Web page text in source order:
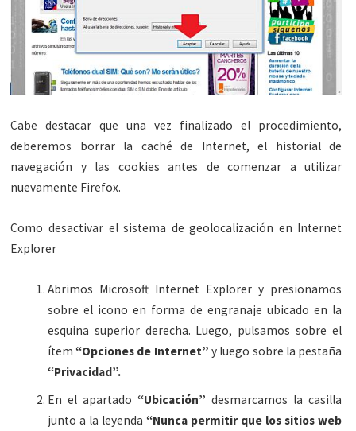
Cabe destacar que una vez finalizado el procedimiento,
deberemos borrar la caché de Internet, el historial de
navegación y las cookies antes de comenzar a utilizar
nuevamente Firefox.
Como desactivar el sistema de geolocalización en Internet
Explorer
Abrimos Microsoft Internet Explorer y presionamos
sobre el icono en forma de engranaje ubicado en la
esquina superior derecha. Luego, pulsamos sobre el
ítem “Opciones de Internet” y luego sobre la pestaña
“Privacidad”.
En el apartado “Ubicación” desmarcamos la casilla
junto a la leyenda “Nunca permitir que los sitios web